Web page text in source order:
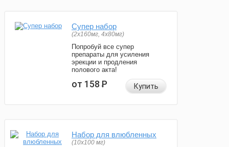
Супер набор
(2х160мг, 4х80мг)
Попробуй все супер
препараты для усиления
эрекции и продления
полового акта!
от 158Р Купить
Набор для влюбленных
(10х100 мг)